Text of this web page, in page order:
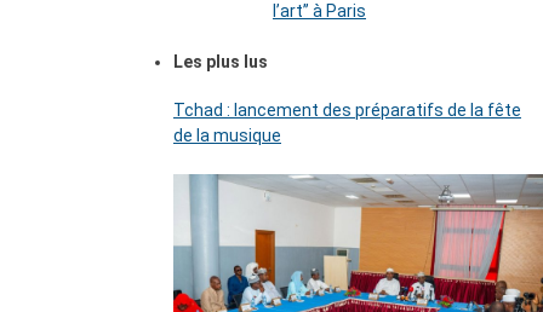
l’art’’ à Paris
Les plus lus
Tchad : lancement des préparatifs de la fête
de la musique